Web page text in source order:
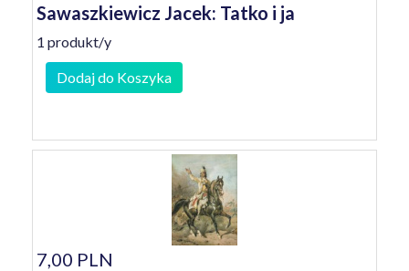
Sawaszkiewicz Jacek: Tatko i ja
1 produkt/y
Dodaj do Koszyka
7,00 PLN